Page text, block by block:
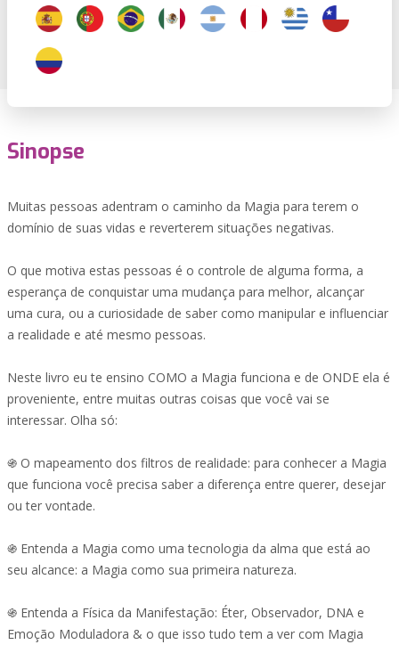
Sinopse
Muitas pessoas adentram o caminho da Magia para terem o
domínio de suas vidas e reverterem situações negativas.
O que motiva estas pessoas é o controle de alguma forma, a
esperança de conquistar uma mudança para melhor, alcançar
uma cura, ou a curiosidade de saber como manipular e influenciar
a realidade e até mesmo pessoas.
Neste livro eu te ensino COMO a Magia funciona e de ONDE ela é
proveniente, entre muitas outras coisas que você vai se
interessar. Olha só:
֍ O mapeamento dos filtros de realidade: para conhecer a Magia
que funciona você precisa saber a diferença entre querer, desejar
ou ter vontade.
֍ Entenda a Magia como uma tecnologia da alma que está ao
seu alcance: a Magia como sua primeira natureza.
֍ Entenda a Física da Manifestação: Éter, Observador, DNA e
Emoção Moduladora & o que isso tudo tem a ver com Magia